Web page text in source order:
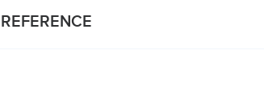
REFERENCE